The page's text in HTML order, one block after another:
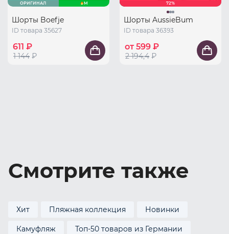
ОРИГИНАЛ
M
Шорты Boefje
ID товара 35627
611 ₽
1 144 ₽
72%
Шорты AussieBum
ID товара 36393
от 599 ₽
2 194,4 ₽
Смотрите также
Хит Пляжная коллекция Новинки
Камуфляж Топ-50 товаров из Германии